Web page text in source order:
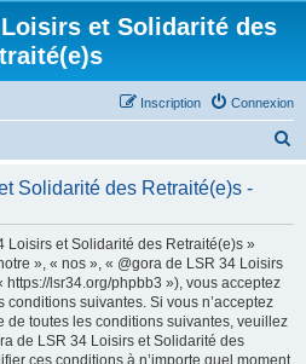
Loisirs et Solidarité des
Connexion
Inscription
h
Solidarité des Retraité(e)s -
Loisirs et Solidarité des Retraité(e)s »
», « nos », « @gora de LSR 34 Loisirs
lsr34.org/phpbb3 »), vous acceptez
suivantes. Si vous n’acceptez
de toutes les conditions suivantes, veuillez
de LSR 34 Loisirs et Solidarité des
ces conditions à n’importe quel moment